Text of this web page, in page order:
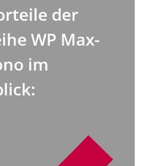
der
WP Max-
im